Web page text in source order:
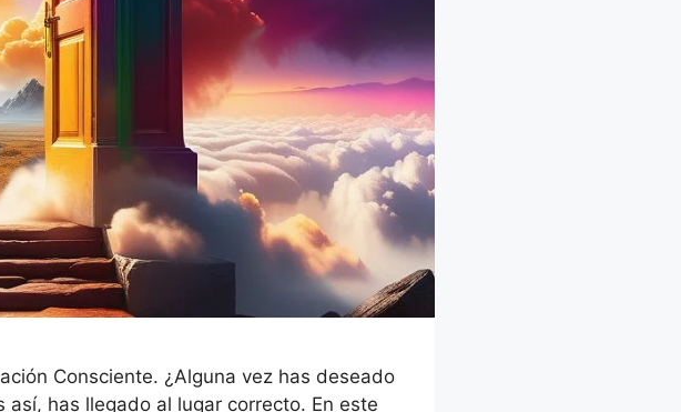
Consciente. ¿Alguna vez has deseado
has llegado al lugar correcto. En este